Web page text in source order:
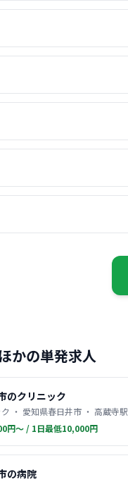
かの単発求人
のクリニック
・ 愛知県春日井市 ・ 高蔵寺駅
円〜 / 1日最低10,000円
の病院